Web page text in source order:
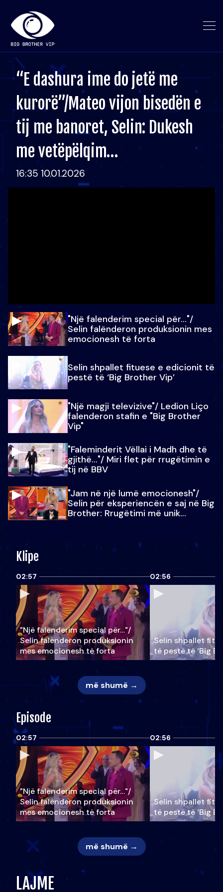
“E dashura ime do jetë me
kurorë”/Mateo vijon bisedën e
tij me banoret, Selin: Dukesh
me vetëpëlqim…
16:35 10.01.2026
"Një falenderim special për…"/
Selin falënderon produksionin mes
emocionesh të forta
Selin shpallet fituese e edicionit të
pestë të ‘Big Brother Vip’
"Një magji televizive"/ Ledion Liço
falenderon stafin e "Big Brother
Vip"
"Faleminderit Vëllai i Madh dhe të
gjithë…"/ Miri flet për rrugëtimin e
tij në BBV
"Jam në një lumë emocionesh"/
Selin për eksperiencën e saj në Big
Brother: Rrugëtimi më unik…
Klipe
02:57
"Një falenderim special për…"/
Selin falënderon produksionin
mes emocionesh të forta
02:56
Selin shpallet
të pestë të ‘Big
më shumë →
Episode
02:57
"Një falenderim special për…"/
Selin falënderon produksionin
mes emocionesh të forta
02:56
Selin shpallet
të pestë të ‘Big
më shumë →
LAJME